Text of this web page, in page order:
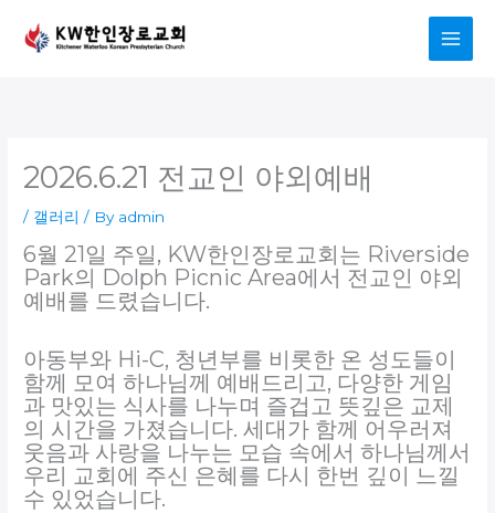
content
2026.6.21 전교인 야외예배
/ 갤러리 / By admin
6월 21일 주일, KW한인장로교회는 Riverside
Park의 Dolph Picnic Area에서 전교인 야외
예배를 드렸습니다.
아동부와 Hi-C, 청년부를 비롯한 온 성도들이
함께 모여 하나님께 예배드리고, 다양한 게임
과 맛있는 식사를 나누며 즐겁고 뜻깊은 교제
의 시간을 가졌습니다. 세대가 함께 어우러져
웃음과 사랑을 나누는 모습 속에서 하나님께서
우리 교회에 주신 은혜를 다시 한번 깊이 느낄
수 있었습니다.